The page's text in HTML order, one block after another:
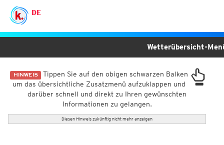
DE
HINWEIS Tippen Sie auf den obigen schwarzen Balken
um das übersichtliche Zusatzmenü aufzuklappen und
darüber schnell und direkt zu Ihren gewünschten
Informationen zu gelangen.
Diesen Hinweis zukünftig nicht mehr anzeigen
Wetterübersicht-